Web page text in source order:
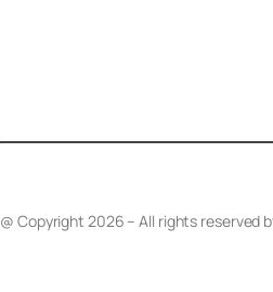
@ Copyright 2026 – All rights reserved